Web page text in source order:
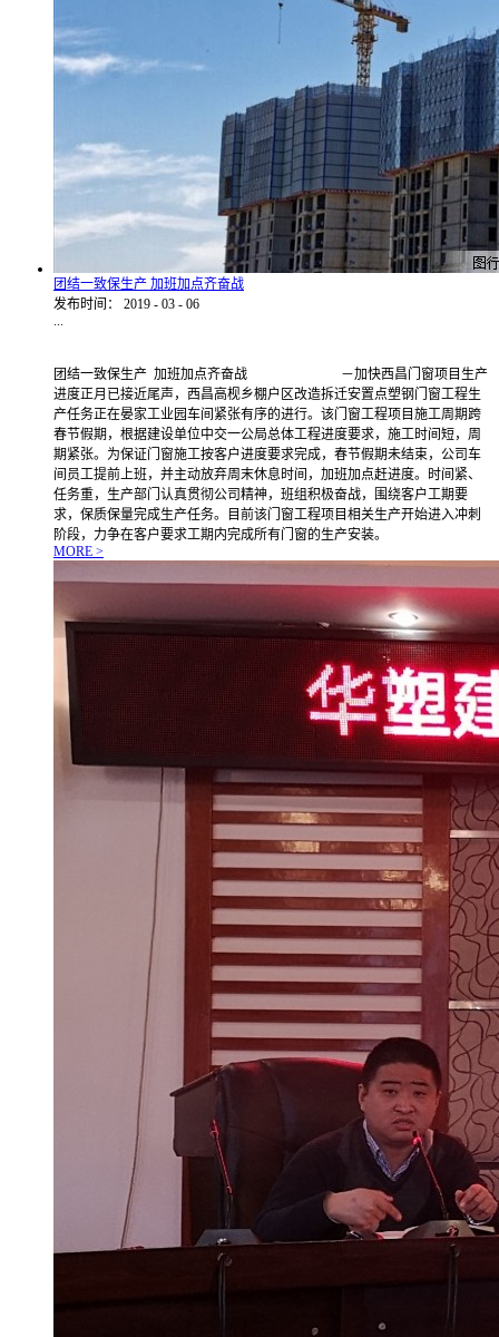
团结一致保生产 加班加点齐奋战
发布时间：
2019 - 03 - 06
...
团结一致保生产 加班加点齐奋战 －加快西昌门窗项目生产
进度正月已接近尾声，西昌高枧乡棚户区改造拆迁安置点塑钢门窗工程生
产任务正在晏家工业园车间紧张有序的进行。该门窗工程项目施工周期跨
春节假期，根据建设单位中交一公局总体工程进度要求，施工时间短，周
期紧张。为保证门窗施工按客户进度要求完成，春节假期未结束，公司车
间员工提前上班，并主动放弃周末休息时间，加班加点赶进度。时间紧、
任务重，生产部门认真贯彻公司精神，班组积极奋战，围绕客户工期要
求，保质保量完成生产任务。目前该门窗工程项目相关生产开始进入冲刺
阶段，力争在客户要求工期内完成所有门窗的生产安装。
MORE >